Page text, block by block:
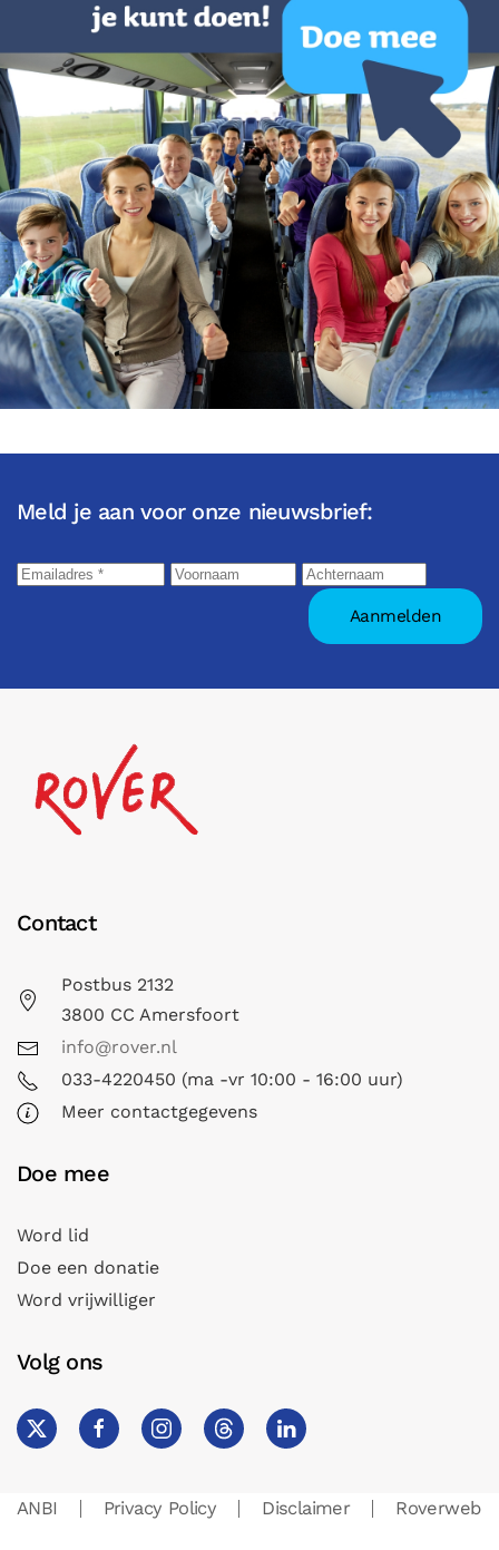
Meld je aan voor onze nieuwsbrief:
Contact
Postbus 2132
3800 CC Amersfoort
info@rover.nl
033-4220450 (ma -vr 10:00 - 16:00 uur)
Meer contactgegevens
Doe mee
Word lid
Doe een donatie
Word vrijwilliger
Volg ons
ANBI Privacy Policy Disclaimer Roverweb